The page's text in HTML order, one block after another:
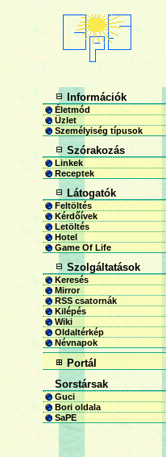
Információk
Életmód
Üzlet
Személyiség típusok
Szórakozás
Linkek
Receptek
Látogatók
Feltöltés
Kérdőívek
Letöltés
Hotel
Game Of Life
Szolgáltatások
Keresés
Mirror
RSS csatornák
Kilépés
Wiki
Oldaltérkép
Névnapok
Portál
Sorstársak
Guci
Bori oldala
SaPE